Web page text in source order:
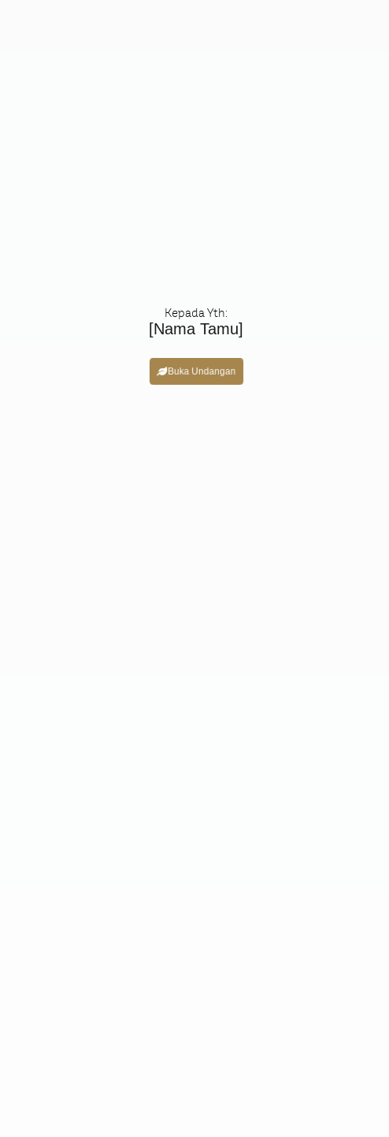
Kepada Yth:
[Nama Tamu]
Buka Undangan